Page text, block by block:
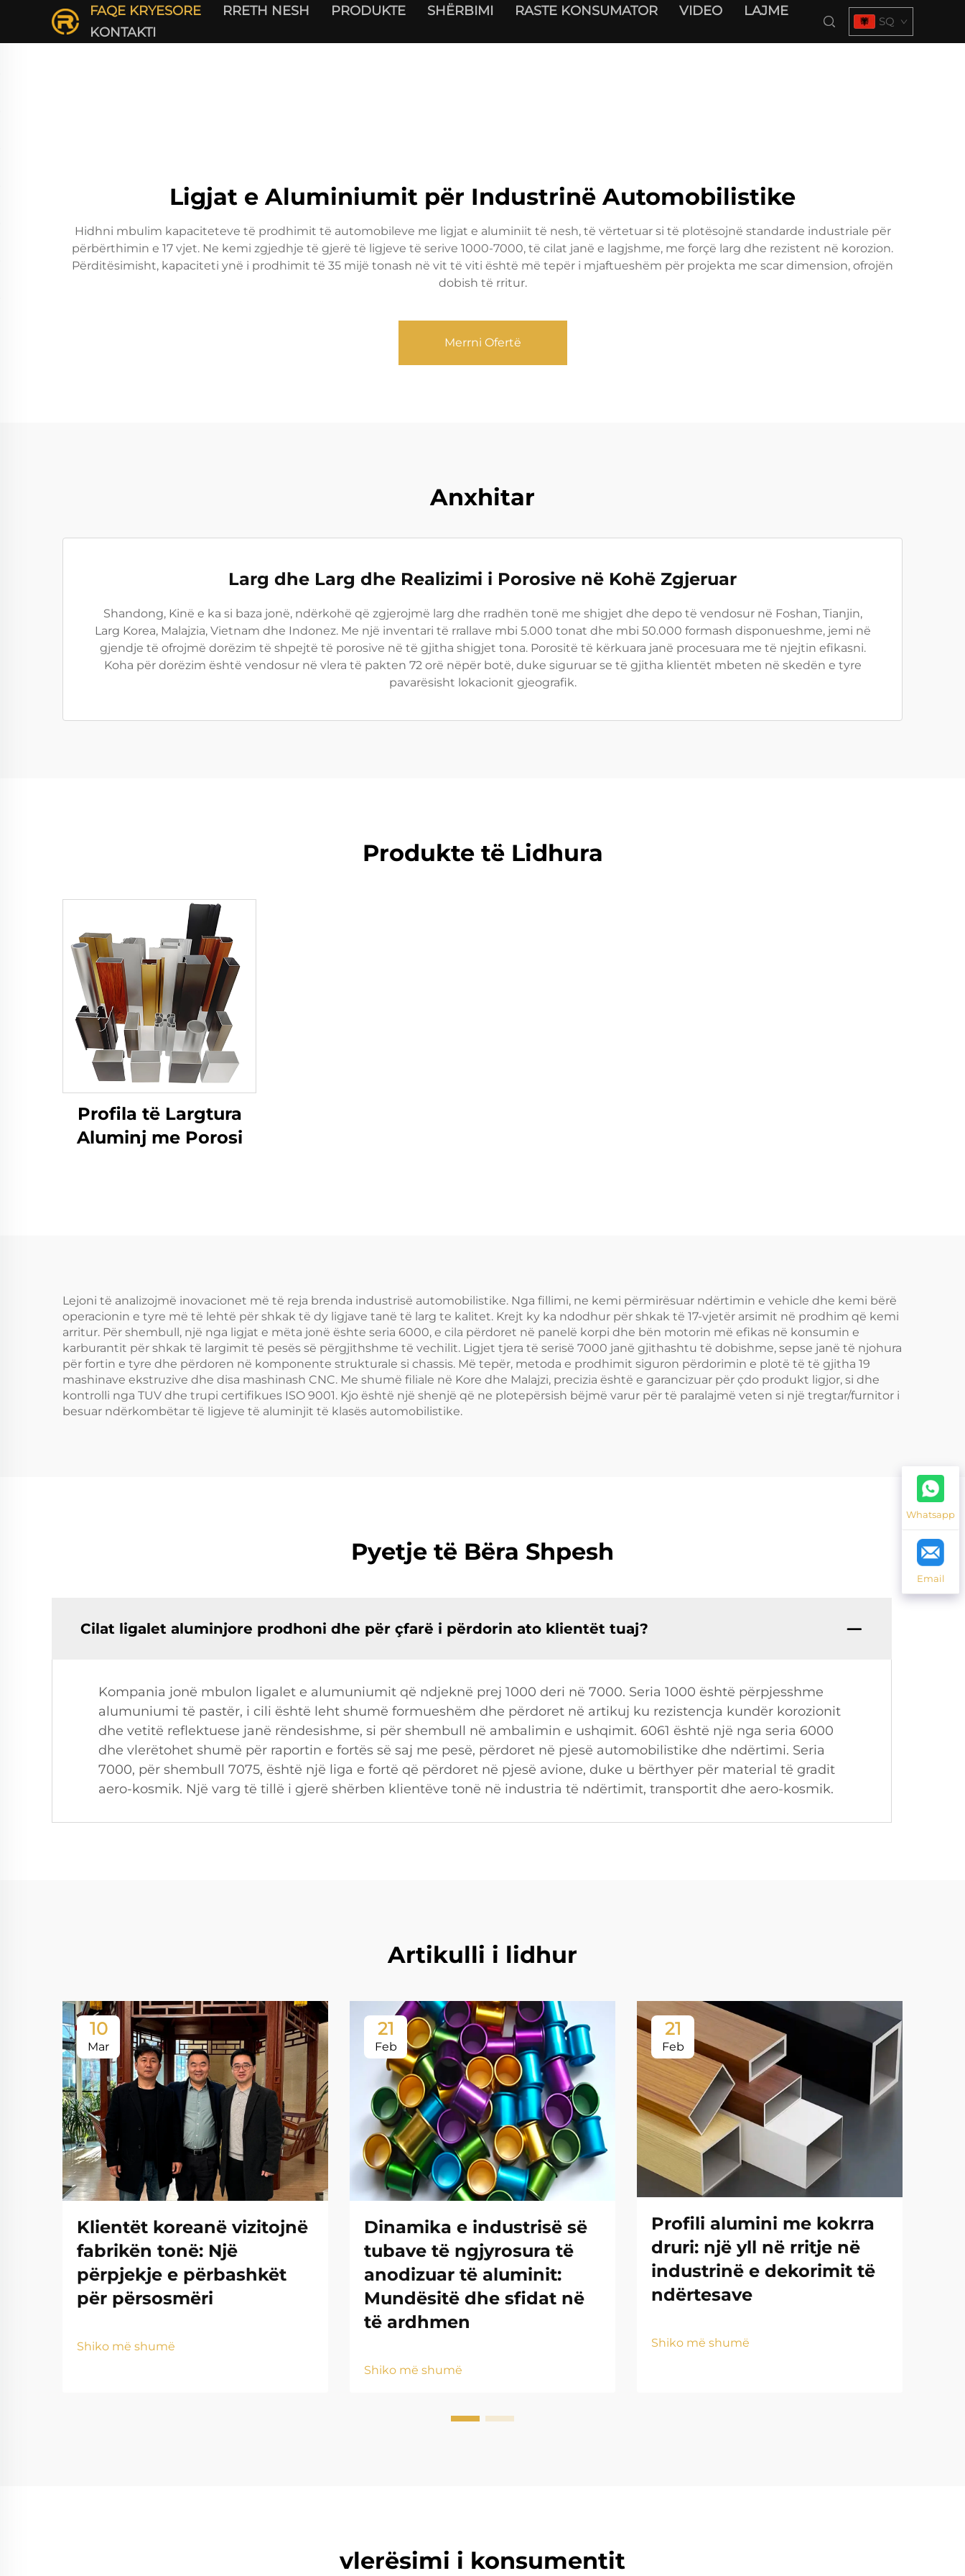
FAQE KRYESORE RRETH NESH PRODUKTE SHËRBIMI RASTE KONSUMATOR VIDEO
LAJME
KONTAKTI
SQ
Ligjat e Aluminiumit për Industrinë Automobilistike
Hidhni mbulim kapaciteteve të prodhimit të automobileve me ligjat e aluminiit të nesh, të vërtetuar si të plotësojnë standarde industriale për
përbërthimin e 17 vjet. Ne kemi zgjedhje të gjerë të ligjeve të serive 1000-7000, të cilat janë e lagjshme, me forçë larg dhe rezistent në korozion.
Përditësimisht, kapaciteti ynë i prodhimit të 35 mijë tonash në vit të viti është më tepër i mjaftueshëm për projekta me scar dimension, ofrojën
dobish të rritur.
Merrni Ofertë
Anxhitar
Larg dhe Larg dhe Realizimi i Porosive në Kohë Zgjeruar
Shandong, Kinë e ka si baza jonë, ndërkohë që zgjerojmë larg dhe rradhën tonë me shigjet dhe depo të vendosur në Foshan, Tianjin,
Larg Korea, Malajzia, Vietnam dhe Indonez. Me një inventari të rrallave mbi 5.000 tonat dhe mbi 50.000 formash disponueshme, jemi në
gjendje të ofrojmë dorëzim të shpejtë të porosive në të gjitha shigjet tona. Porositë të kërkuara janë procesuara me të njejtin efikasni.
Koha për dorëzim është vendosur në vlera të pakten 72 orë nëpër botë, duke siguruar se të gjitha klientët mbeten në skedën e tyre
pavarësisht lokacionit gjeografik.
Produkte të Lidhura
Profila të Largtura
Aluminj me Porosi
Lejoni të analizojmë inovacionet më të reja brenda industrisë automobilistike. Nga fillimi, ne kemi përmirësuar ndërtimin e vehicle dhe kemi bërë
operacionin e tyre më të lehtë për shkak të dy ligjave tanë të larg te kalitet. Krejt ky ka ndodhur për shkak të 17-vjetër arsimit në prodhim që kemi
arritur. Për shembull, një nga ligjat e mëta jonë ështe seria 6000, e cila përdoret në panelë korpi dhe bën motorin më efikas në konsumin e
karburantit për shkak të largimit të pesës së përgjithshme të vechilit. Ligjet tjera të serisë 7000 janë gjithashtu të dobishme, sepse janë të njohura
për fortin e tyre dhe përdoren në komponente strukturale si chassis. Më tepër, metoda e prodhimit siguron përdorimin e plotë të të gjitha 19
mashinave ekstruzive dhe disa mashinash CNC. Me shumë filiale në Kore dhe Malajzi, precizia është e garancizuar për çdo produkt ligjor, si dhe
kontrolli nga TUV dhe trupi certifikues ISO 9001. Kjo është një shenjë që ne plotepërsish bëjmë varur për të paralajmë veten si një tregtar/furnitor i
besuar ndërkombëtar të ligjeve të aluminjit të klasës automobilistike.
Pyetje të Bëra Shpesh
Cilat ligalet aluminjore prodhoni dhe për çfarë i përdorin ato klientët tuaj?
Kompania jonë mbulon ligalet e alumuniumit që ndjeknë prej 1000 deri në 7000. Seria 1000 është përpjesshme
alumuniumi të pastër, i cili është leht shumë formueshëm dhe përdoret në artikuj ku rezistencja kundër korozionit
dhe vetitë reflektuese janë rëndesishme, si për shembull në ambalimin e ushqimit. 6061 është një nga seria 6000
dhe vlerëtohet shumë për raportin e fortës së saj me pesë, përdoret në pjesë automobilistike dhe ndërtimi. Seria
7000, për shembull 7075, është një liga e fortë që përdoret në pjesë avione, duke u bërthyer për material të gradit
aero-kosmik. Një varg të tillë i gjerë shërben klientëve tonë në industria të ndërtimit, transportit dhe aero-kosmik.
Artikulli i lidhur
10
Mar
Klientët koreanë vizitojnë
fabrikën tonë: Një
përpjekje e përbashkët
për përsosmëri
Shiko më shumë
21
Feb
Dinamika e industrisë së
tubave të ngjyrosura të
anodizuar të aluminit:
Mundësitë dhe sfidat në
të ardhmen
Shiko më shumë
21
Feb
Profili alumini me kokrra
druri: një yll në rritje në
industrinë e dekorimit të
ndërtesave
Shiko më shumë
vlerësimi i konsumentit
Whatsapp
Email